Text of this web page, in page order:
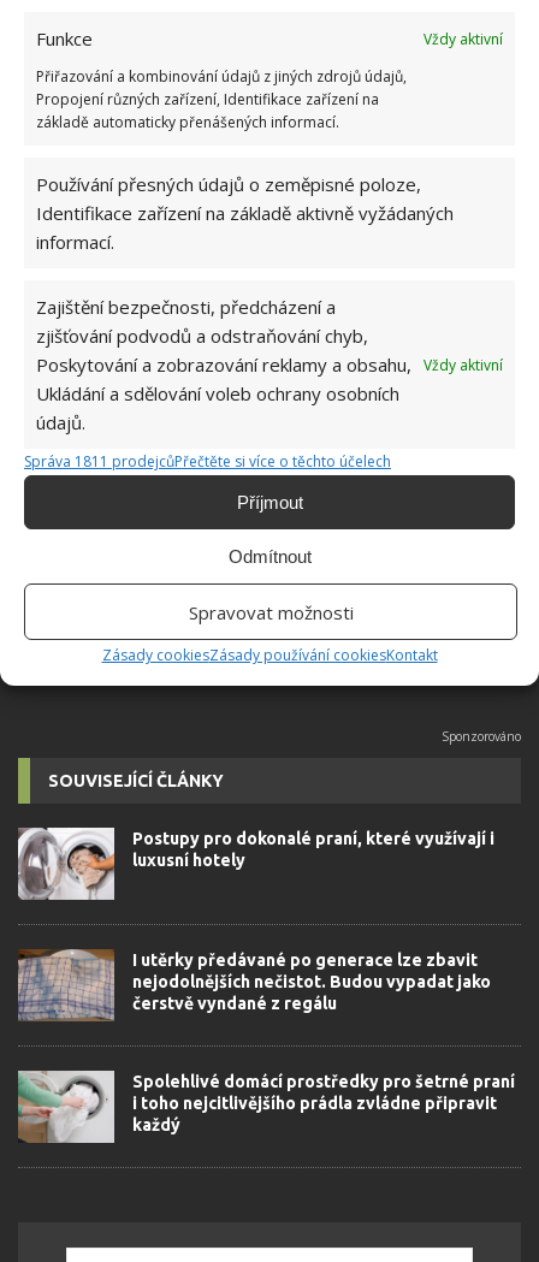
Funkce
Vždy aktivní
Přiřazování a kombinování údajů z jiných zdrojů údajů,
Propojení různých zařízení, Identifikace zařízení na
základě automaticky přenášených informací.
Používání přesných údajů o zeměpisné poloze,
Identifikace zařízení na základě aktivně vyžádaných
informací.
Zajištění bezpečnosti, předcházení a
zjišťování podvodů a odstraňování chyb,
Poskytování a zobrazování reklamy a obsahu,
Ukládání a sdělování voleb ochrany osobních
údajů.
Vždy aktivní
Správa 1811 prodejcůPřečtěte si více o těchto účelech
Příjmout
Odmítnout
Spravovat možnosti
Zásady cookiesZásady používání cookiesKontakt
PRANÍ UTĚRKA
Jiří Kolář
Absolvent České zemědělské
univerzity, který je již od malička
velkým kutilem. V podstatě vše, co je
možné najít v j...[Více o autorovi]
SOUVISEJÍCÍ ČLÁNKY
Postupy pro dokonalé praní, které využívají i
luxusní hotely
I utěrky předávané po generace lze zbavit
nejodolnějších nečistot. Budou vypadat jako
čerstvě vyndané z regálu
Spolehlivé domácí prostředky pro šetrné praní
i toho nejcitlivějšího prádla zvládne připravit
každý